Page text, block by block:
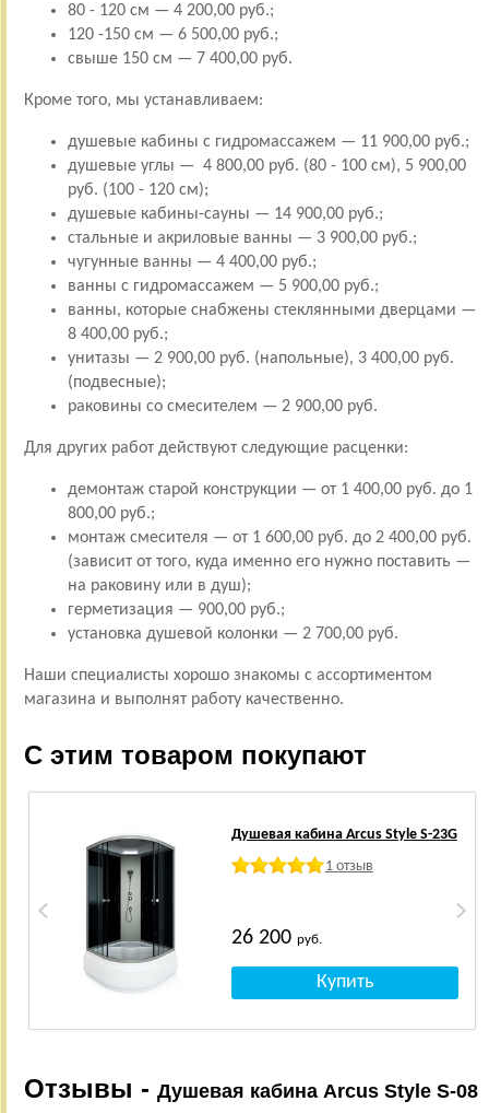
80 - 120 см — 4 200,00 руб.;
120 -150 см — 6 500,00 руб.;
свыше 150 см — 7 400,00 руб.
Кроме того, мы устанавливаем:
душевые кабины с гидромассажем — 11 900,00 руб.;
душевые углы — 4 800,00 руб. (80 - 100 см), 5 900,00
руб. (100 - 120 см);
душевые кабины-сауны — 14 900,00 руб.;
стальные и акриловые ванны — 3 900,00 руб.;
чугунные ванны — 4 400,00 руб.;
ванны с гидромассажем — 5 900,00 руб.;
ванны, которые снабжены стеклянными дверцами —
8 400,00 руб.;
унитазы — 2 900,00 руб. (напольные), 3 400,00 руб.
(подвесные);
раковины со смесителем — 2 900,00 руб.
Для других работ действуют следующие расценки:
демонтаж старой конструкции — от 1 400,00 руб. до 1
800,00 руб.;
монтаж смесителя — от 1 600,00 руб. до 2 400,00 руб.
(зависит от того, куда именно его нужно поставить —
на раковину или в душ);
герметизация — 900,00 руб.;
установка душевой колонки — 2 700,00 руб.
Наши специалисты хорошо знакомы с ассортиментом
магазина и выполнят работу качественно.
С этим товаром покупают
Душевая кабина Arcus Style S-23G
1 отзыв
26 200 руб.
Отзывы - Душевая кабина Arcus Style S-08